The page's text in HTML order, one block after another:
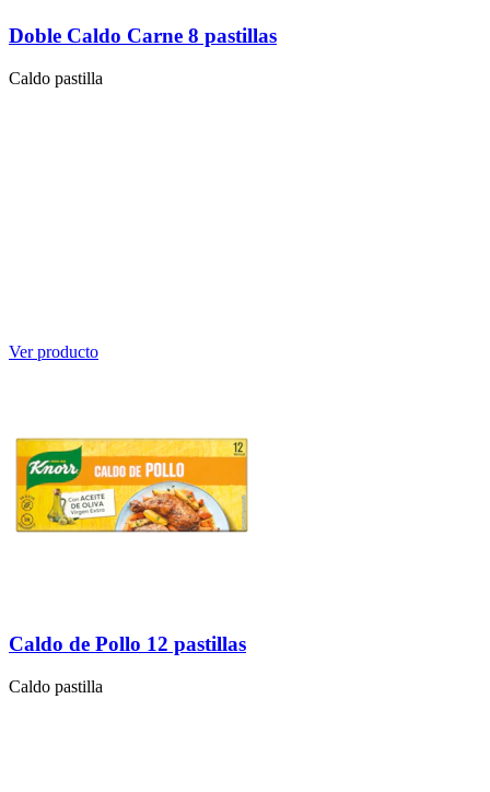
Doble Caldo Carne 8 pastillas
Caldo pastilla
Ver producto
Caldo de Pollo 12 pastillas
Caldo pastilla